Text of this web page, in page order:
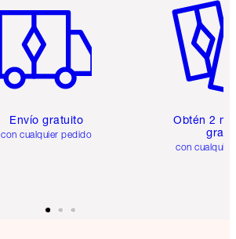
Envío gratuito
con cualquier pedido
Obtén 2
gratis
con